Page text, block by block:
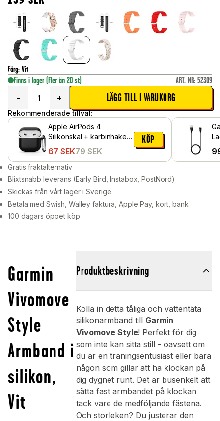
Färg: Vit
Finns i lager (Fler än 20 st) ART. NR: 52309
-
+ LÄGG TILL I VARUKORG
Rekommenderade tillval:
Apple AirPods 4
Silikonskal + karbinhake,
67 SEK79 SEK
KÖP
Gratis fraktalternativ
Blixtsnabb leverans (Early Bird, Instabox, PostNord)
Skickas från vårt lager i Sverige
Betala med Swish, Walley faktura, Apple Pay, kort, bank
100 dagars öppet köp
Garmin
Vivomove
Style
Armband i
silikon,
Vit
Produktbeskrivning
Kolla in detta tåliga och vattentäta
silikonarmband till Garmin
Vivomove Style! Perfekt för dig
som inte kan sitta still - oavsett om
du är en träningsentusiast eller bara
någon som gillar att ha klockan på
dig dygnet runt. Det är busenkelt att
sätta fast armbandet på klockan
tack vare de medföljande fästena.
Och storleken? Du justerar den